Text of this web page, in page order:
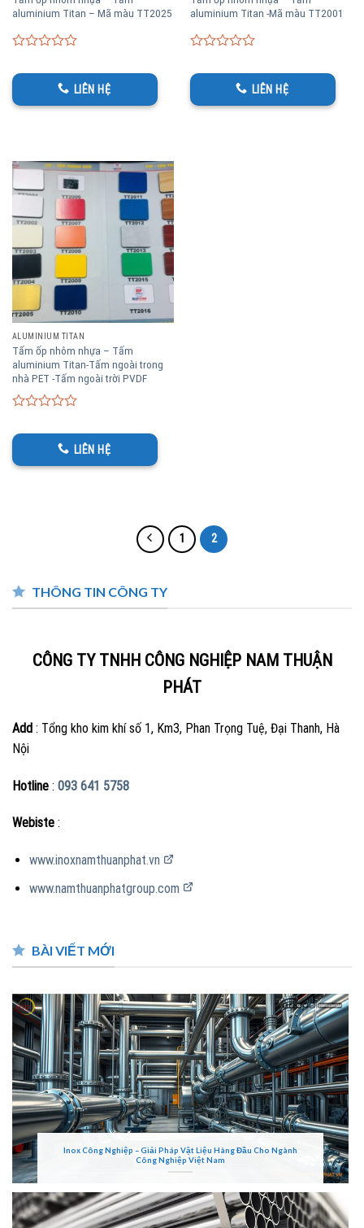
aluminium Titan – Mã màu TT2025
out
of
5
LIÊN HỆ
aluminium Titan -Mã màu TT2001
out
of
5
LIÊN HỆ
ALUMINIUM TITAN
Tấm ốp nhôm nhựa – Tấm
aluminium Titan-Tấm ngoài trong
nhà PET -Tấm ngoài trời PVDF
out
5
LIÊN HỆ
1 2
THÔNG TIN CÔNG TY
CÔNG TY TNHH CÔNG NGHIỆP NAM THUẬN
PHÁT
Add : Tổng kho kim khí số 1, Km3, Phan Trọng Tuệ, Đại Thanh, Hà
Nội
Hotline : 093 641 5758
Webiste :
www.inoxnamthuanphat.vn
www.namthuanphatgroup.com
BÀI VIẾT MỚI
Inox Công Nghiệp – Giải Pháp Vật Liệu Hàng Đầu Cho Ngành
Công Nghiệp Việt Nam